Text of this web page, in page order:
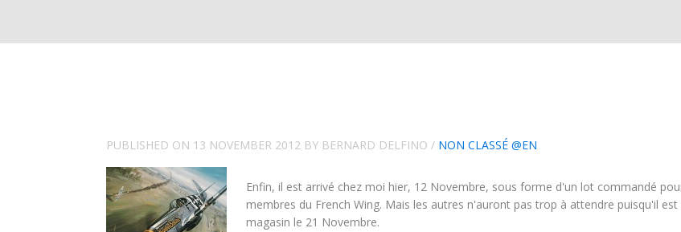
PUBLISHED ON 13 NOVEMBER 2012 BY BERNARD DELFINO / NON CLASSÉ @EN
Enfin, il est arrivé chez moi hier, 12 Novembre, sous forme d'un lot commandé
membres du French Wing. Mais les autres n'auront pas trop à attendre puisqu'il est
magasin le 21 Novembre.